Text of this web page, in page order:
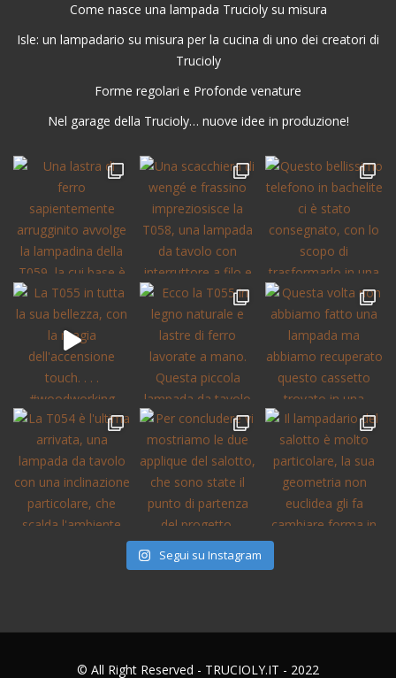
Come nasce una lampada Trucioly su misura
Isle: un lampadario su misura per la cucina di uno dei creatori di
Trucioly
Forme regolari e Profonde venature
Nel garage della Trucioly… nuove idee in produzione!
Segui su Instagram
© All Right Reserved